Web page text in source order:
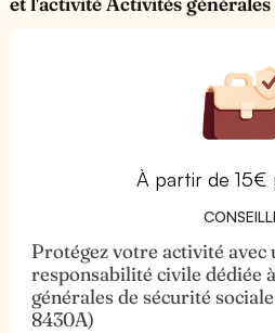
À partir de 15€
Protégez votre activité avec
responsabilité civile dédiée
générales de sécurité
8430A)